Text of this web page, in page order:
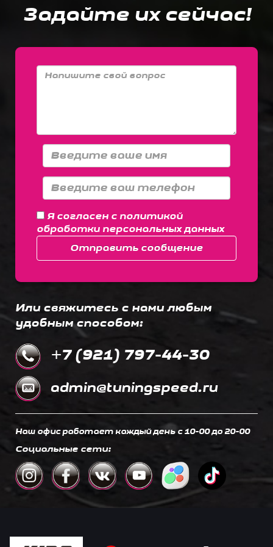
Задайте их сейчас!
Я согласен с политикой
обработки персональных данных
Отправить сообщение
Или свяжитесь с нами любым
удобным способом:
+7 (921) 797-44-30
admin@tuningspeed.ru
Наш офис работает каждый день c 10-00 до 20-00
Социальные сети: